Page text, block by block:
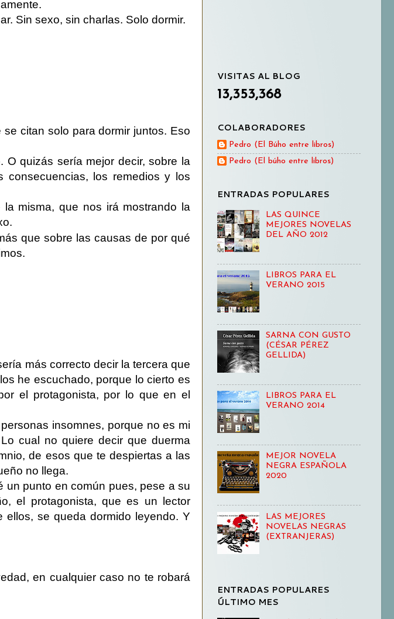
Sin sexo, sin charlas. Solo dormir.
citan solo para dormir juntos. Eso
O quizás sería mejor decir, sobre la
consecuencias, los remedios y los
misma, que nos irá mostrando la
que sobre las causas de por qué
más correcto decir la tercera que
he escuchado, porque lo cierto es
el protagonista, por lo que en el
insomnes, porque no es mi
cual no quiere decir que duerma
de esos que te despiertas a las
no llega.
un punto en común pues, pese a su
el protagonista, que es un lector
se queda dormido leyendo. Y
en cualquier caso no te robará
VISITAS AL BLOG
13,353,368
COLABORADORES
Pedro (El Búho entre libros)
Pedro (El búho entre libros)
ENTRADAS POPULARES
LAS QUINCE
MEJORES NOVELAS
DEL AÑO 2012
LIBROS PARA EL
VERANO 2015
SARNA CON GUSTO
(CÉSAR PÉREZ
GELLIDA)
LIBROS PARA EL
VERANO 2014
MEJOR NOVELA
NEGRA ESPAÑOLA
2020
LAS MEJORES
NOVELAS NEGRAS
(EXTRANJERAS)
ENTRADAS POPULARES
ÚLTIMO MES